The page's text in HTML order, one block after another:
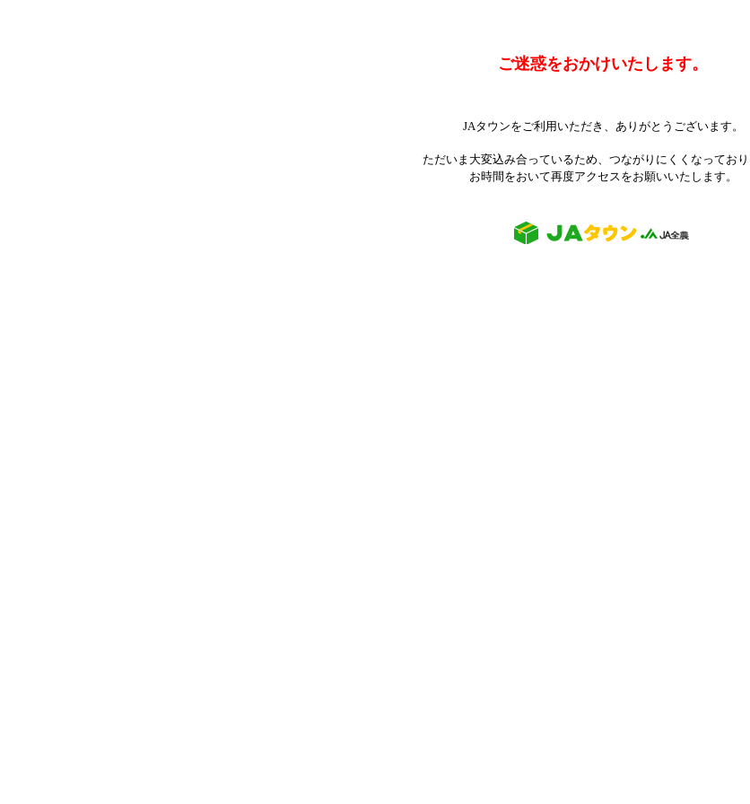
ご迷惑をおかけいたします。
JAタウンをご利用いただき、ありがとうございます。
ただいま大変込み合っているため、つながりにくくなっており
お時間をおいて再度アクセスをお願いいたします。